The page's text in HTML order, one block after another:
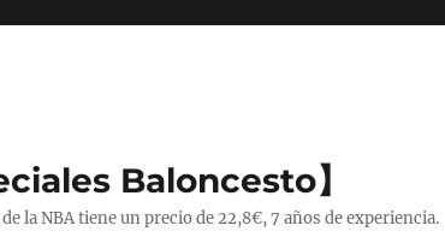
Baloncesto】
la NBA tiene un precio de 22,8€, 7 años de experiencia.